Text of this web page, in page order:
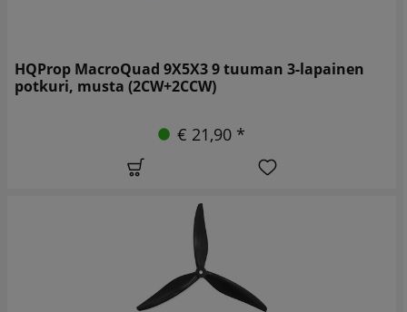
HQProp MacroQuad 9X5X3 9 tuuman 3-lapainen
potkuri, musta (2CW+2CCW)
€ 21,90 *